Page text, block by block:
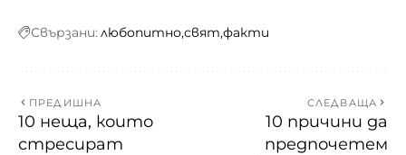
Свързани: любопитносвят факти
ПРЕДИШНА
10 неща, които
стресират
СЛЕДВАЩА
10 причини да
предпочетем